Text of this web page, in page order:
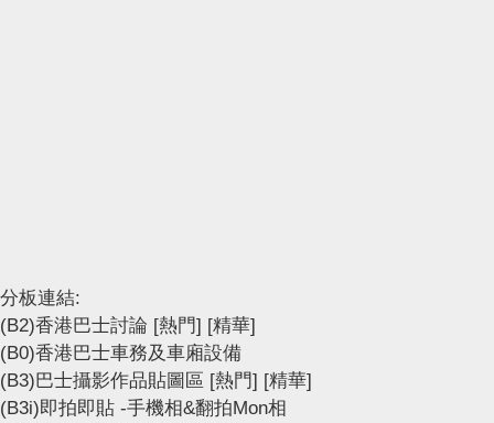
分板連結:
(B2)香港巴士討論 [熱門] [精華]
(B0)香港巴士車務及車廂設備
(B3)巴士攝影作品貼圖區 [熱門] [精華]
(B3i)即拍即貼 -手機相&翻拍Mon相